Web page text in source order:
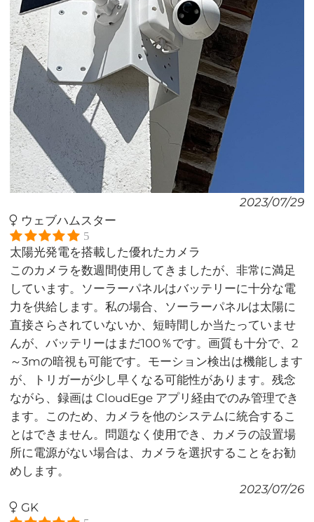
2023/07/29
ウェブハムスター
5
太陽光発電を搭載した優れたカメラ
このカメラを数週間使用してきましたが、非常に満足
しています。ソーラーパネルはバッテリーに十分な電
力を供給します。私の場合、ソーラーパネルは太陽に
直接さらされていないか、短時間しか当たっていませ
んが、バッテリーはまだ100％です。画質も十分で、2
～3mの暗視も可能です。モーション検出は機能します
が、トリガーが少し早くなる可能性があります。残念
ながら、録画は CloudEge アプリ経由でのみ管理でき
ます。このため、カメラを他のシステムに統合するこ
とはできません。問題なく使用でき、カメラの設置場
所に電源がない場合は、カメラを選択することをお勧
めします。
2023/07/26
GK